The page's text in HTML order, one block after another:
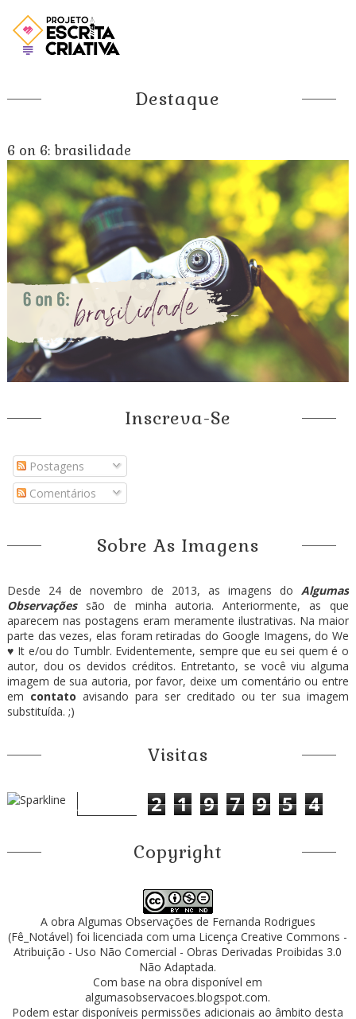
Destaque
6 on 6: brasilidade
Inscreva-Se
Postagens
Comentários
Sobre As Imagens
Desde 24 de novembro de 2013, as imagens doAlgumas
Observaçõessão de minha autoria. Anteriormente, as que
aparecem nas postagens eram meramente ilustrativas. Na maior
parte das vezes, elas foram retiradas do Google Imagens, do We
♥ It e/ou do Tumblr. Evidentemente, sempre que eu sei quem é o
autor, dou os devidos créditos. Entretanto, se você viu alguma
imagem de sua autoria, por favor, deixe um comentário ou entre
em contato avisando para ser creditado ou ter sua imagem
substituída. ;)
Visitas
2 1 9 7 9 5 4
Copyright
A obra Algumas Observações de Fernanda Rodrigues
(Fê_Notável) foi licenciada com uma LicençaCreative Commons -
Atribuição - Uso Não Comercial - Obras Derivadas Proibidas 3.0
Não Adaptada.
Com base na obra disponível em
algumasobservacoes.blogspot.com.
Podem estar disponíveis permissões adicionais ao âmbito desta